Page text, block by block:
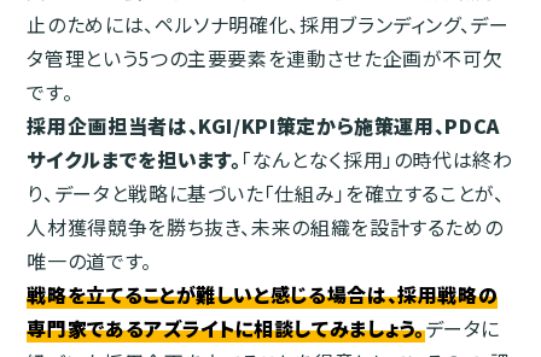
止のためには、ペルソナ明確化、採用ブランディング、デー
タ管理という5つの主要要素を連動させた企画が不可欠
です。
採用企画担当者は、KGI/KPI策定から施策運用、PDCA
サイクルまでを担います。 「なんとなく採用」の時代は終わ
り、データと戦略に基づいた「仕組み」を確立することが、
人材獲得競争を勝ち抜き、未来の組織を設計するための
唯一の道です。
戦略を立てることが難しいと感じる場合は、採用戦略の
専門家であるアズライトに相談してみましょう。データに